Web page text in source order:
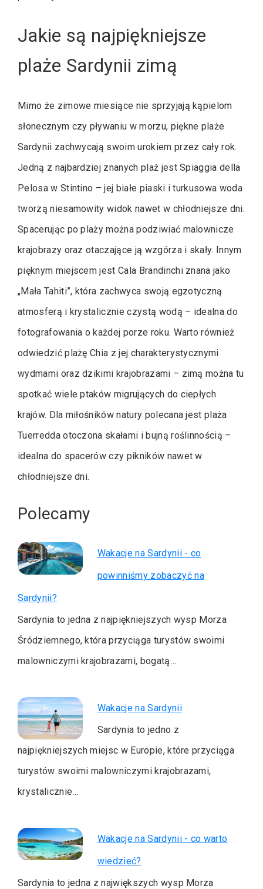
Jakie są najpiękniejsze
plaże Sardynii zimą
Mimo że zimowe miesiące nie sprzyjają kąpielom
słonecznym czy pływaniu w morzu, piękne plaże
Sardynii zachwycają swoim urokiem przez cały rok.
Jedną z najbardziej znanych plaż jest Spiaggia della
Pelosa w Stintino – jej białe piaski i turkusowa woda
tworzą niesamowity widok nawet w chłodniejsze dni.
Spacerując po plaży można podziwiać malownicze
krajobrazy oraz otaczające ją wzgórza i skały. Innym
pięknym miejscem jest Cala Brandinchi znana jako
„Mała Tahiti”, która zachwyca swoją egzotyczną
atmosferą i krystalicznie czystą wodą – idealna do
fotografowania o każdej porze roku. Warto również
odwiedzić plażę Chia z jej charakterystycznymi
wydmami oraz dzikimi krajobrazami – zimą można tu
spotkać wiele ptaków migrujących do ciepłych
krajów. Dla miłośników natury polecana jest plaża
Tuerredda otoczona skałami i bujną roślinnością –
idealna do spacerów czy pikników nawet w
chłodniejsze dni.
Polecamy
Wakacje na Sardynii - co
powinniśmy zobaczyć na
Sardynii?
Sardynia to jedna z najpiękniejszych wysp Morza
Śródziemnego, która przyciąga turystów swoimi
malowniczymi krajobrazami, bogatą…
Wakacje na Sardynii
Sardynia to jedno z
najpiękniejszych miejsc w Europie, które przyciąga
turystów swoimi malowniczymi krajobrazami,
krystalicznie…
Wakacje na Sardynii - co warto
wiedzieć?
Sardynia to jedna z największych wysp Morza